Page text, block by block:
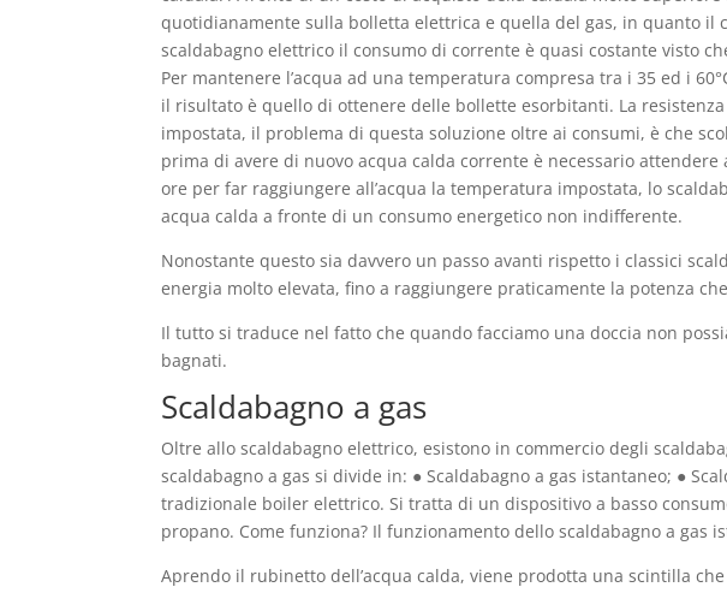
quotidianamente sulla bolletta elettrica e quella del gas, in quanto il
scaldabagno elettrico il consumo di corrente è quasi costante visto
Per mantenere l’acqua ad una temperatura compresa tra i 35 ed i
il risultato è quello di ottenere delle bollette esorbitanti. La
impostata, il problema di questa soluzione oltre ai consumi, è che
prima di avere di nuovo acqua calda corrente è necessario
ore per far raggiungere all’acqua la temperatura impostata, lo
acqua calda a fronte di un consumo energetico non indifferente.
Nonostante questo sia davvero un passo avanti rispetto i classici
energia molto elevata, fino a raggiungere praticamente la potenza
Il tutto si traduce nel fatto che quando facciamo una doccia non
bagnati.
Scaldabagno a gas
Oltre allo scaldabagno elettrico, esistono in commercio degli
scaldabagno a gas si divide in: ● Scaldabagno a gas istantaneo; ●
tradizionale boiler elettrico. Si tratta di un dispositivo a basso
propano. Come funziona? Il funzionamento dello scaldabagno a gas
Aprendo il rubinetto dell’acqua calda, viene prodotta una scintilla